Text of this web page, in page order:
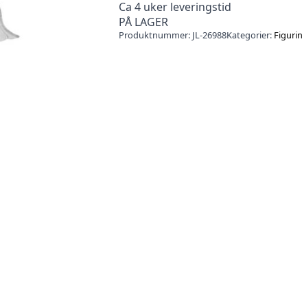
Ca 4 uker leveringstid
PÅ LAGER
Produktnummer: JL-26988Kategorier: